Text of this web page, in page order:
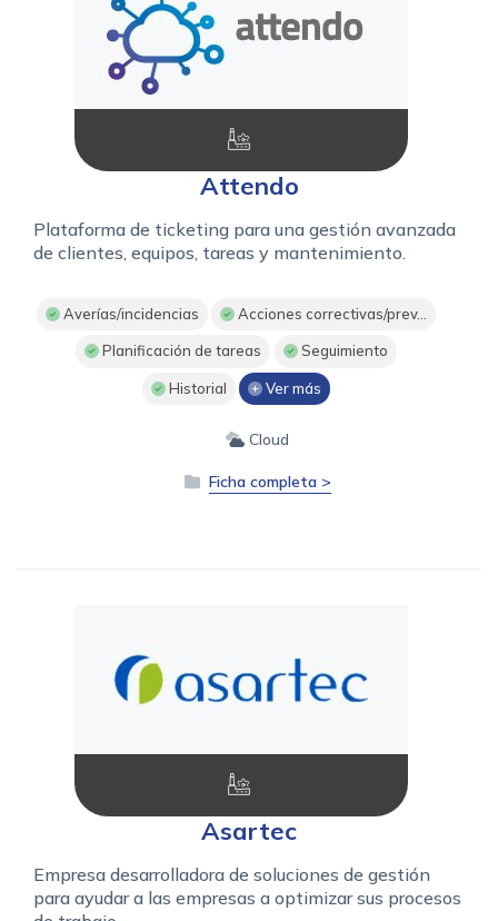
Attendo
Plataforma de ticketing para una gestión avanzada
de clientes, equipos, tareas y mantenimiento.
Averías/incidencias Acciones correctivas/prev...
Planificación de tareas Seguimiento
Historial Ver más
Cloud
Ficha completa >
Asartec
Empresa desarrolladora de soluciones de gestión
para ayudar a las empresas a optimizar sus procesos